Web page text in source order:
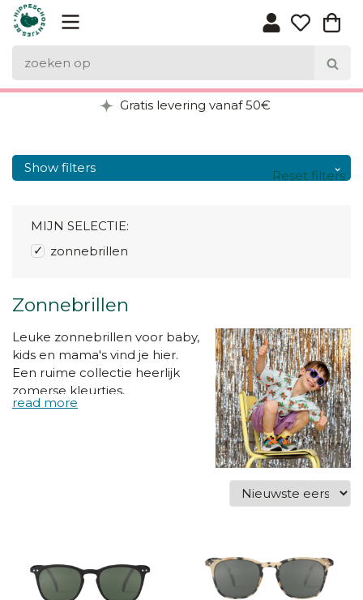
Gratis levering vanaf 50€
Show filters
Zonnebrillen
Leuke zonnebrillen voor baby,
kids en mama's vind je hier.
Een ruime collectie heerlijk
zomerse kleurtjes.
MIJN SELECTIE:
zonnebrillen
Reset filters